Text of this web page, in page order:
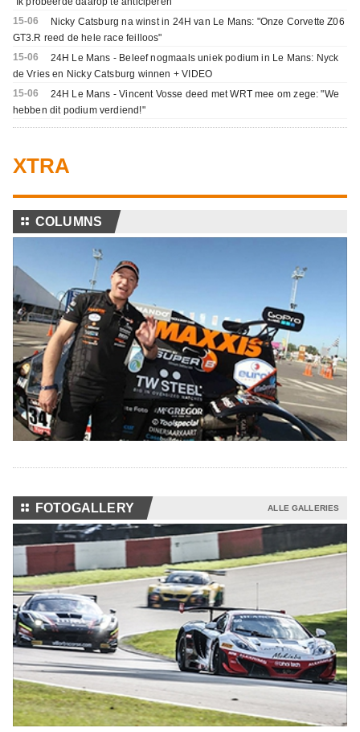
15-06
Nicky Catsburg na winst in 24H van Le Mans: "Onze Corvette Z06
GT3.R reed de hele race feilloos"
15-06
24H Le Mans - Beleef nogmaals uniek podium in Le Mans: Nyck
de Vries en Nicky Catsburg winnen + VIDEO
15-06
24H Le Mans - Vincent Vosse deed met WRT mee om zege: "We
hebben dit podium verdiend!"
XTRA
⚏ COLUMNS
⚏ FOTOGALLERY ALLE GALLERIES